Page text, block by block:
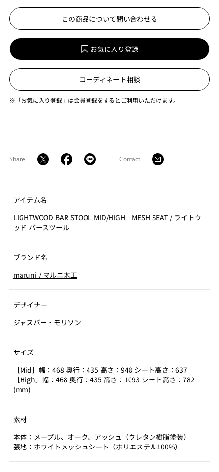
この商品について問い合わせる
お気に入り登録
コーディネート相談
※「お気に入り登録」は会員登録をするとご利用いただけます。
Share Contact
アイテム名
LIGHTWOOD BAR STOOL MID/HIGH MESH SEAT / ライトウ
ッド バースツール
ブランド名
maruni / マルニ木工
デザイナー
ジャスパー・モリソン
サイズ
［Mid］幅：468 奥行：435 高さ：948 シート高さ：637
［High］幅：468 奥行：435 高さ：1093 シート高さ：782
(mm)
素材
本体：メープル、オーク、アッシュ（ウレタン樹脂塗装）
張地：ホワイトメッシュシート（ポリエステル100%）